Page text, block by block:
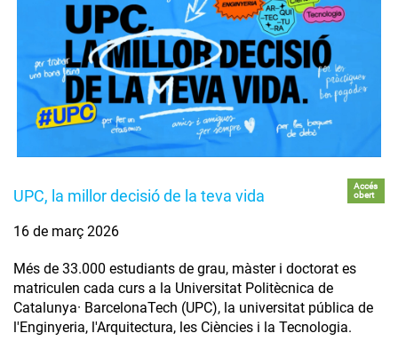
UPC, la millor decisió de la teva vida
Accés
obert
16 de març 2026
Més de 33.000 estudiants de grau, màster i doctorat es
matriculen cada curs a la Universitat Politècnica de
Catalunya· BarcelonaTech (UPC), la universitat pública de
l'Enginyeria, l'Arquitectura, les Ciències i la Tecnologia.